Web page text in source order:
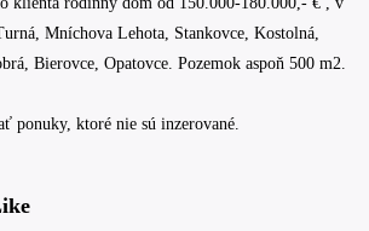
Mníchova Lehota, Stankovce, Kostolná,
Bierovce, Opatovce. Pozemok aspoň 500 m2.
ponuky, ktoré nie sú inzerované.